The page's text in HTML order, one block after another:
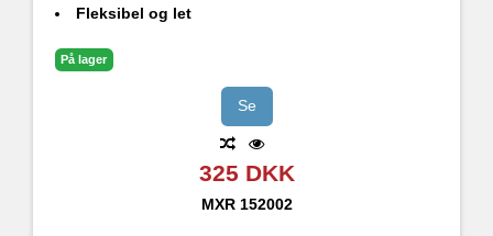
Fleksibel og let
På lager
Se
325 DKK
MXR 152002